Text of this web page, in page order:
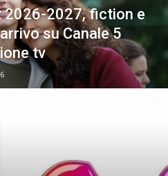
2026-2027, fiction e
su Canale 5
tv